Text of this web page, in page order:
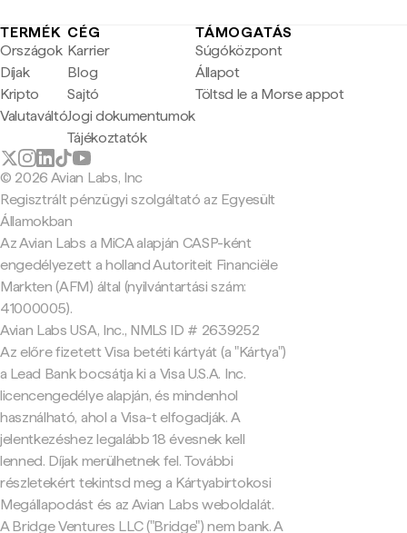
TERMÉK
Országok
Díjak
Kripto
Valutaváltó
CÉG
Karrier
Blog
Sajtó
Jogi dokumentumok
Tájékoztatók
TÁMOGATÁS
Súgóközpont
Állapot
Töltsd le a Morse appot
© 2026 Avian Labs, Inc
Regisztrált pénzügyi szolgáltató az Egyesült
Államokban
Az Avian Labs a MiCA alapján CASP-ként
engedélyezett a holland Autoriteit Financiële
Markten (AFM) által (nyilvántartási szám:
41000005).
Avian Labs USA, Inc., NMLS ID # 2639252
Az előre fizetett Visa betéti kártyát (a "Kártya")
a Lead Bank bocsátja ki a Visa U.S.A. Inc.
licencengedélye alapján, és mindenhol
használható, ahol a Visa-t elfogadják. A
jelentkezéshez legalább 18 évesnek kell
lenned. Díjak merülhetnek fel. További
részletekért tekintsd meg a Kártyabirtokosi
Megállapodást és az Avian Labs weboldalát.
A Bridge Ventures LLC ("Bridge") nem bank. A